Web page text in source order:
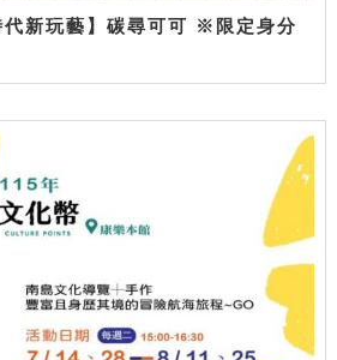
代新玩藝】碳尋可可 ※限定身分